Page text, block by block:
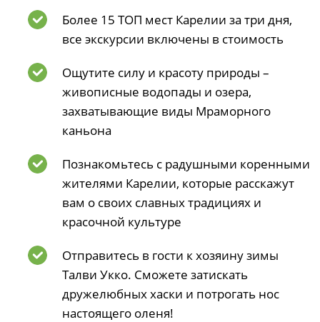
Более 15 ТОП мест Карелии за три дня,
все экскурсии включены в стоимость
Ощутите силу и красоту природы –
живописные водопады и озера,
захватывающие виды Мраморного
каньона
Познакомьтесь с радушными коренными
жителями Карелии, которые расскажут
вам о своих славных традициях и
красочной культуре
Отправитесь в гости к хозяину зимы
Талви Укко. Сможете затискать
дружелюбных хаски и потрогать нос
настоящего оленя!